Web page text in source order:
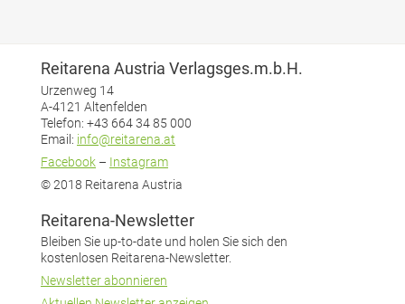
Reitarena Austria Verlagsges.m.b.H.
Urzenweg 14
A-4121 Altenfelden
Telefon: +43 664 34 85 000
Email: info@reitarena.at
Facebook – Instagram
© 2018 Reitarena Austria
Reitarena-Newsletter
Bleiben Sie up-to-date und holen Sie sich den
kostenlosen Reitarena-Newsletter.
Newsletter abonnieren